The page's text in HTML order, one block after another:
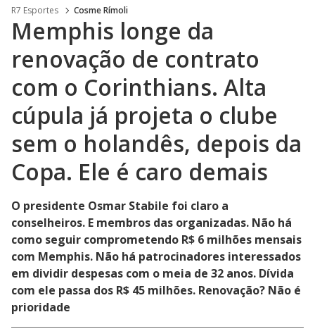
R7 Esportes Cosme Rímoli
Memphis longe da
renovação de contrato
com o Corinthians. Alta
cúpula já projeta o clube
sem o holandês, depois da
Copa. Ele é caro demais
O presidente Osmar Stabile foi claro a
conselheiros. E membros das organizadas. Não há
como seguir comprometendo R$ 6 milhões mensais
com Memphis. Não há patrocinadores interessados
em dividir despesas com o meia de 32 anos. Dívida
com ele passa dos R$ 45 milhões. Renovação? Não é
prioridade